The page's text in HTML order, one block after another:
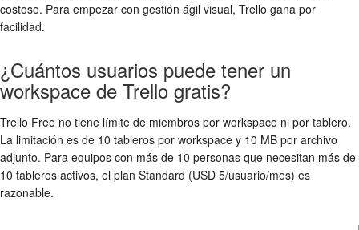
costoso. Para empezar con gestión ágil visual, Trello gana por
facilidad.
¿Cuántos usuarios puede tener un
workspace de Trello gratis?
Trello Free no tiene límite de miembros por workspace ni por tablero.
La limitación es de 10 tableros por workspace y 10 MB por archivo
adjunto. Para equipos con más de 10 personas que necesitan más de
10 tableros activos, el plan Standard (USD 5/usuario/mes) es
razonable.